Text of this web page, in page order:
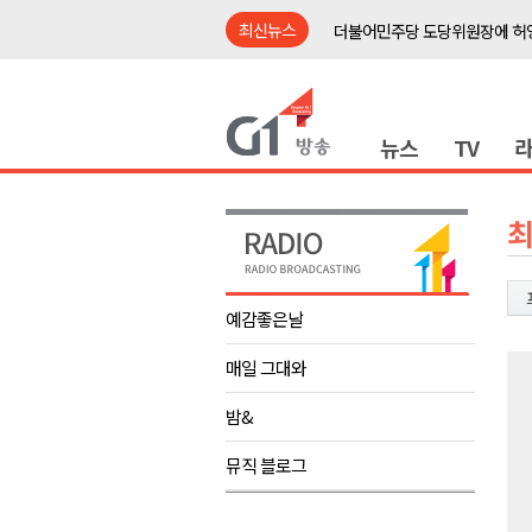
최신뉴스
더불어민주당 도당위원장에 허
동해안 이안류..지자체 대응 강
강원도 반려동물지원센터, 참여
평창 전지훈련 성지..선수들 구
동해시, 어르신병원동행서비스
민주당 순회경선 합동연설회..강
더불어민주당 도당위원장에
수족구병 원인 바이러스 급증..
춘천 돈사 화재..평창 교통사고 4
뉴스 TV
예감좋은날
매일 그대와
밤&
뮤직 블로그